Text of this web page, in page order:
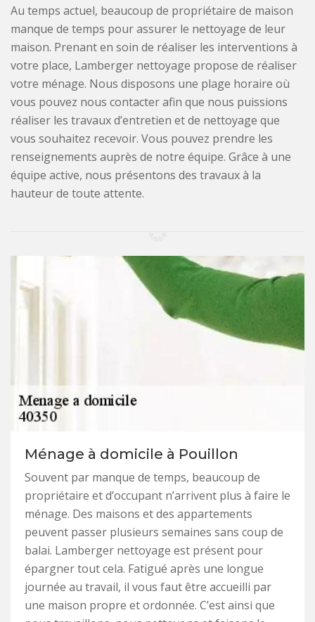
Au temps actuel, beaucoup de propriétaire de maison
manque de temps pour assurer le nettoyage de leur
maison. Prenant en soin de réaliser les interventions à
votre place, Lamberger nettoyage propose de réaliser
votre ménage. Nous disposons une plage horaire où
vous pouvez nous contacter afin que nous puissions
réaliser les travaux d’entretien et de nettoyage que
vous souhaitez recevoir. Vous pouvez prendre les
renseignements auprès de notre équipe. Grâce à une
équipe active, nous présentons des travaux à la
hauteur de toute attente.
Ménage à domicile à Pouillon
Souvent par manque de temps, beaucoup de
propriétaire et d’occupant n’arrivent plus à faire le
ménage. Des maisons et des appartements
peuvent passer plusieurs semaines sans coup de
balai. Lamberger nettoyage est présent pour
épargner tout cela. Fatigué après une longue
journée au travail, il vous faut être accueilli par
une maison propre et ordonnée. C’est ainsi que